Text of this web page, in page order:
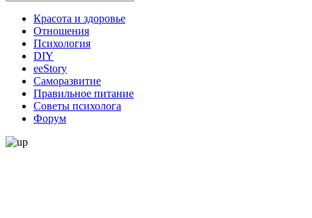
Красота и здоровье
Отношения
Психология
DIY
ееStory
Саморазвитие
Правильное питание
Советы психолога
Форум